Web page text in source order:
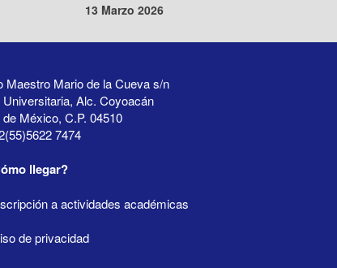
13 Marzo 2026
Maestro Mario de la Cueva s/n
Universitaria, Alc. Coyoacán
México, C.P. 04510
7474
llegar?
a actividades académicas
de privacidad